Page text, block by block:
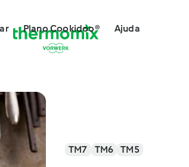
Plano Cookidoo® Ajuda
TM7 TM6 TM5